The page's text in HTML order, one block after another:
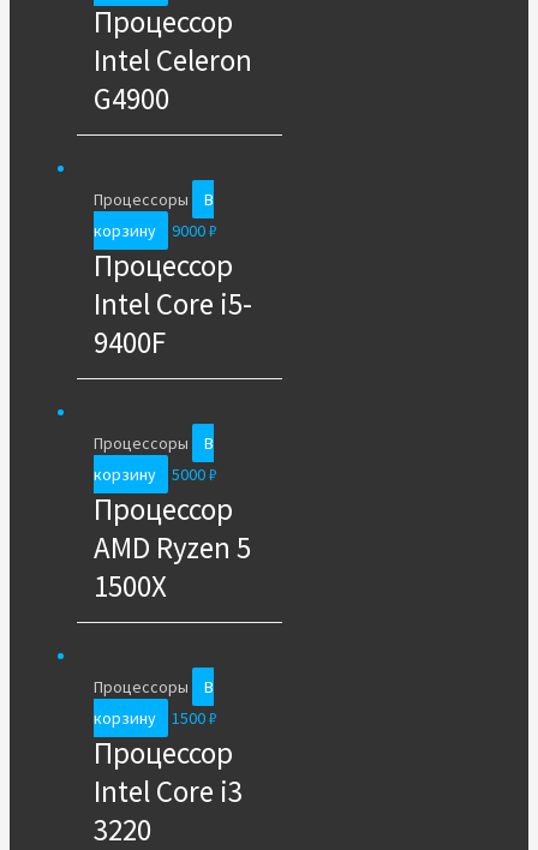
Процессор
Intel Celeron
G4900
Процессоры
В
корзину
9000₽
Процессор
Intel Core i5-
9400F
Процессоры
В
корзину
5000₽
Процессор
AMD Ryzen 5
1500X
Процессоры
В
корзину
1500₽
Процессор
Intel Core i3
3220